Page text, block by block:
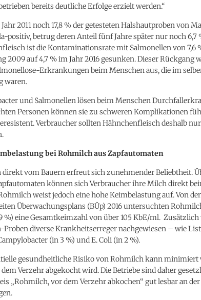
bereits deutliche Erfolge erzielt werden.“
2011 noch 17,8 % der getesteten Halshautproben von
positiv, betrug deren Anteil fünf Jahre später nur noch 6,7
ist die Kontaminationsrate mit Salmonellen von 7,6
2009 auf 4,7 % im Jahr 2016 gesunken. Dieser Rückgang
Erkrankungen beim Menschen aus, die im
waren.
und Salmonellen lösen beim Menschen
Personen können sie zu schweren Komplikationen
Verbraucher sollten Hähnchenfleisch deshalb
bei Rohmilch aus Zapfautomaten
vom Bauern erfreut sich zunehmender Beliebtheit.
können sich Verbraucher ihre Milch direkt
weist jedoch eine hohe Keimbelastung auf. Von
Überwachungsplans (BÜp) 2016 untersuchten
%) eine Gesamtkeimzahl von über 105 KbE/ml.
diverse Krankheitserreger nachgewiesen – wie
(in 3 %) und E. Coli (in 2 %).
gesundheitliche Risiko von Rohmilch kann minimiert
Verzehr abgekocht wird. Die Betriebe sind daher
„Rohmilch, vor dem Verzehr abkochen“ gut lesbar an